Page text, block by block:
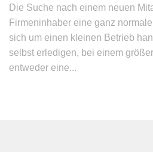
Die Suche nach einem neuen
Firmeninhaber eine ganz
sich um einen kleinen Betrieb
selbst erledigen, bei einem
entweder eine...